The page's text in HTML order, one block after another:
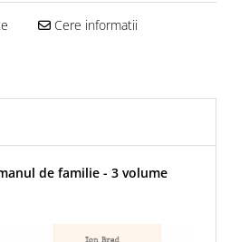
Cere informatii
de familie - 3 volume